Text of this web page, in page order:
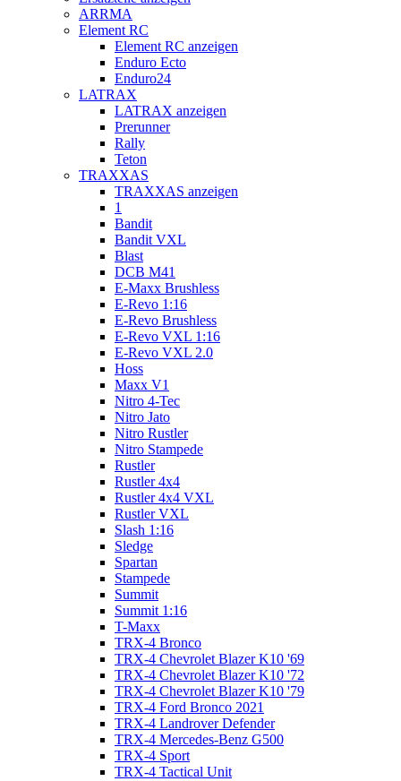
ARRMA
Element RC
Element RC anzeigen
Enduro Ecto
Enduro24
LATRAX
LATRAX anzeigen
Prerunner
Rally
Teton
TRAXXAS
TRAXXAS anzeigen
1
Bandit
Bandit VXL
Blast
DCB M41
E-Maxx Brushless
E-Revo 1:16
E-Revo Brushless
E-Revo VXL 1:16
E-Revo VXL 2.0
Hoss
Maxx V1
Nitro 4-Tec
Nitro Jato
Nitro Rustler
Nitro Stampede
Rustler
Rustler 4x4
Rustler 4x4 VXL
Rustler VXL
Slash 1:16
Sledge
Spartan
Stampede
Summit
Summit 1:16
T-Maxx
TRX-4 Bronco
TRX-4 Chevrolet Blazer K10 '69
TRX-4 Chevrolet Blazer K10 '72
TRX-4 Chevrolet Blazer K10 '79
TRX-4 Ford Bronco 2021
TRX-4 Landrover Defender
TRX-4 Mercedes-Benz G500
TRX-4 Sport
TRX-4 Tactical Unit